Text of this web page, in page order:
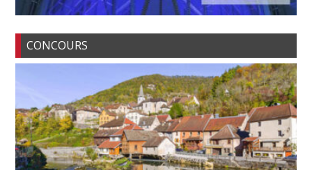
CONCOURS